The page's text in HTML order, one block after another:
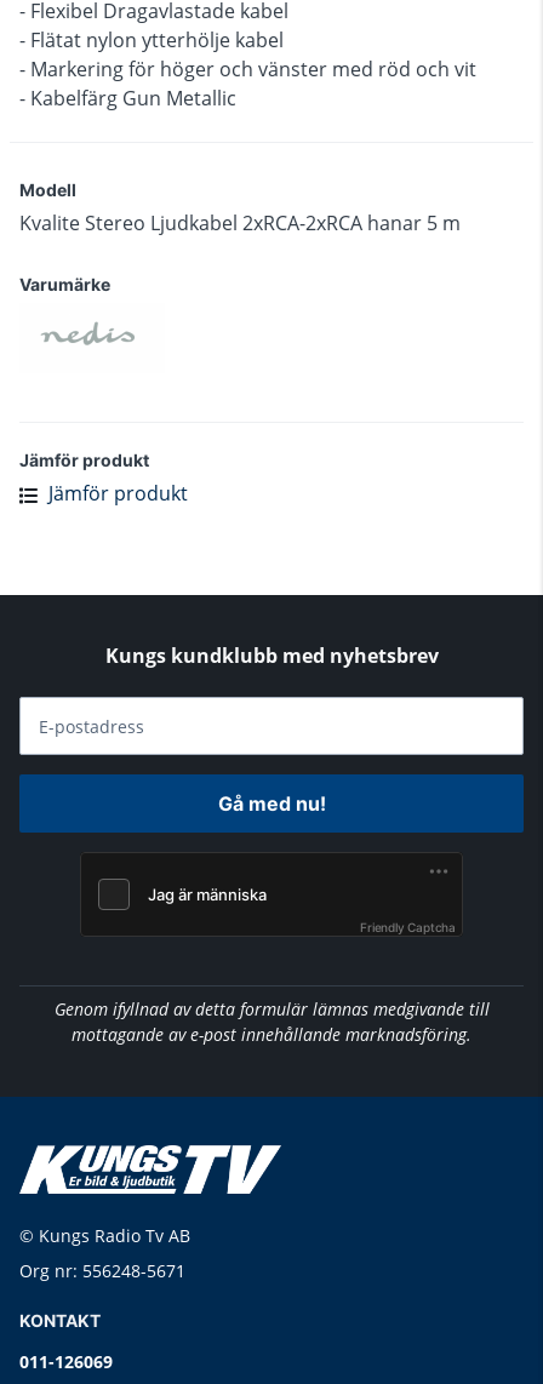
- Flexibel Dragavlastade kabel
- Flätat nylon ytterhölje kabel
- Markering för höger och vänster med röd och vit
- Kabelfärg Gun Metallic
Modell
Kvalite Stereo Ljudkabel 2xRCA-2xRCA hanar 5 m
Varumärke
Jämför produkt
Jämför produkt
Kungs kundklubb med nyhetsbrev
E-postadress
Gå med nu!
Friendly Captcha
Genom ifyllnad av detta formulär lämnas medgivande till
mottagande av e-post innehållande marknadsföring.
© Kungs Radio Tv AB
Org nr: 556248-5671
KONTAKT
011-126069